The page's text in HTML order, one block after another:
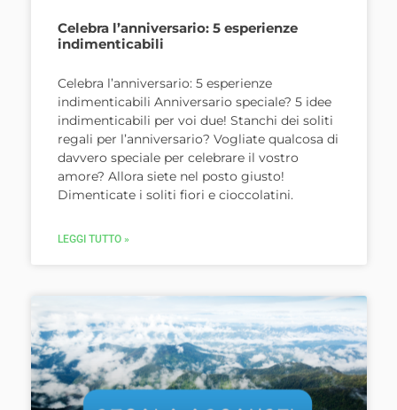
Celebra l’anniversario: 5 esperienze
indimenticabili
Celebra l’anniversario: 5 esperienze
indimenticabili Anniversario speciale? 5 idee
indimenticabili per voi due! Stanchi dei soliti
regali per l’anniversario? Vogliate qualcosa di
davvero speciale per celebrare il vostro
amore? Allora siete nel posto giusto!
Dimenticate i soliti fiori e cioccolatini.
LEGGI TUTTO »